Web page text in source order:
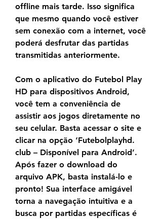
offline mais tarde. Isso significa
que mesmo quando você estiver
sem conexão com a internet, você
poderá desfrutar das partidas
transmitidas anteriormente.
Com o aplicativo do Futebol Play
HD para dispositivos Android,
você tem a conveniência de
assistir aos jogos diretamente no
seu celular. Basta acessar o site e
clicar na opção ‘Futebolplayhd.
club – Disponível para Android’.
Após fazer o download do
arquivo APK, basta instalá-lo e
pronto! Sua interface amigável
torna a navegação intuitiva e a
busca por partidas específicas é